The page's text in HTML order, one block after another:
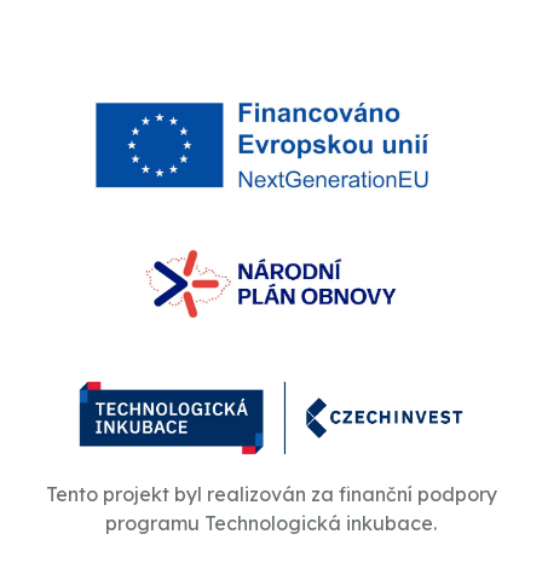
Tento projekt byl realizován za finanční podpory
programu Technologická inkubace.